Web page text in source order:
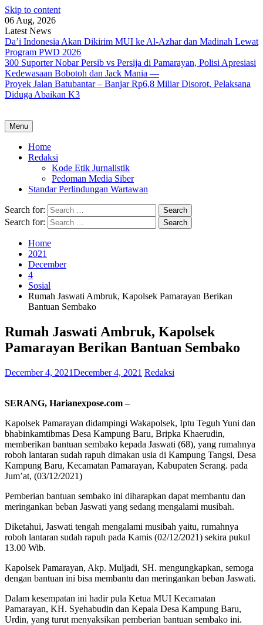
Skip to content
06 Aug, 2026
Latest News
Da’i Indonesia Akan Dikirim MUI ke Al-Azhar dan Madinah Lewat
Program PWD 2026
300 Suporter Nobar Persib vs Persija di Pamarayan, Polisi Apresiasi
Kedewasaan Bobotoh dan Jack Mania —
Proyek Jalan Batubantar – Banjar Rp6,8 Miliar Disorot, Pelaksana
Diduga Abaikan K3
Menu
Home
Redaksi
Kode Etik Jurnalistik
Pedoman Media Siber
Standar Perlindungan Wartawan
Search for:
Search for:
Home
2021
December
4
Sosial
Rumah Jaswati Ambruk, Kapolsek Pamarayan Berikan
Bantuan Sembako
Rumah Jaswati Ambruk, Kapolsek
Pamarayan Berikan Bantuan Sembako
December 4, 2021December 4, 2021 Redaksi
SERANG, Harianexpose.com –
Kapolsek Pamarayan didampingi Wakapolsek, Iptu Teguh Yuni dan
bhabinkamtibmas Desa Kampung Baru, Bripka Khaerudin,
memberikan bantuan sembako kepada Jaswati (68), yang rumahnya
roboh lantaran sudah rapuh dimakan usia di Kampung Tangsi, Desa
Kampung Baru, Kecamatan Pamarayan, Kabupaten Serang. pada
Jum’at, (03/12/2021)
Pemberian bantuan sembako ini diharapkan dapat membantu dan
meringankan beban Jaswati yang sedang mengalami musibah.
Diketahui, Jaswati tengah mengalami musibah yaitu, rumahnya
roboh lantaran sudah rapuh pada Kamis (02/12/2021) sekira pukul
13.00 Wib.
Kapolsek Pamarayan, Akp. Muljadi, SH. mengungkapkan, semoga
dengan bantuan ini bisa membantu dan meringankan beban Jaswati.
Dalam kesempatan ini hadir pula Ketua MUI Kecamatan
Pamarayan, KH. Syehabudin dan Kepala Desa Kampung Baru,
Urdin, yang turut menyaksikan pemberian bantuan sembako ini.